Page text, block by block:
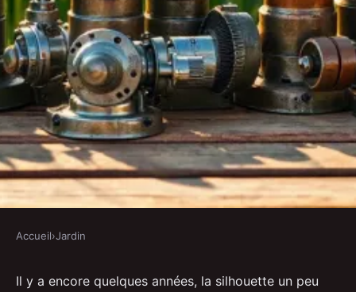
Top tondeuses pour un jardin
Accueil›Jardin
Il y a encore quelques années, la silhouette un peu